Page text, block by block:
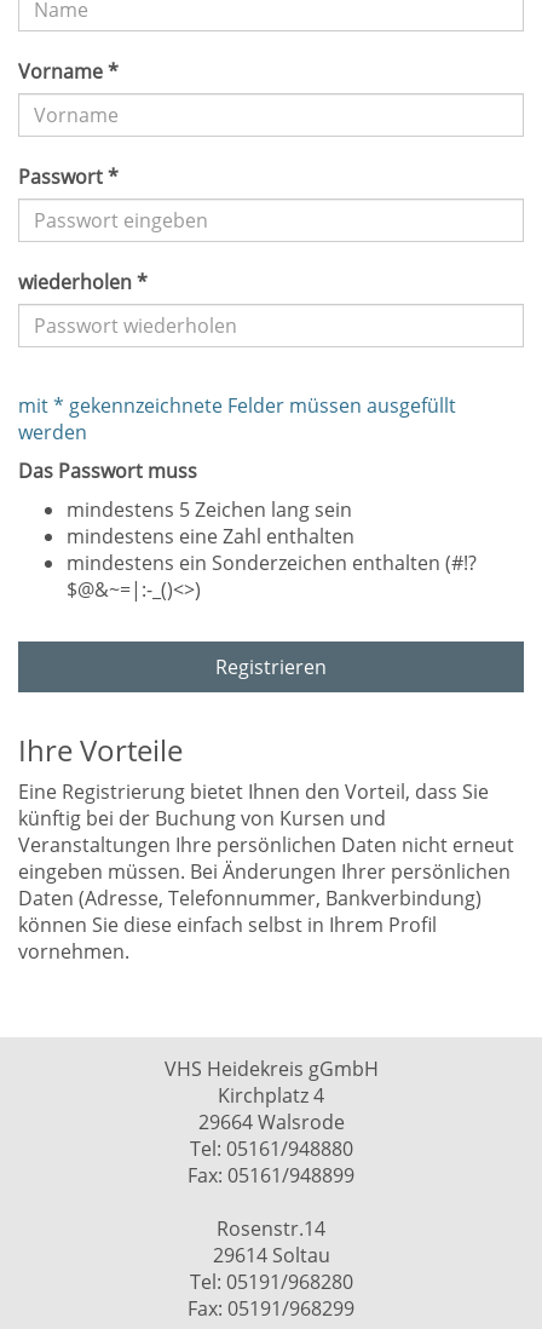
Vorname *
Passwort *
wiederholen *
mit * gekennzeichnete Felder müssen ausgefüllt
werden
Das Passwort muss
mindestens 5 Zeichen lang sein
mindestens eine Zahl enthalten
mindestens ein Sonderzeichen enthalten (#!?
$@&~=|:-_()<>)
Registrieren
Ihre Vorteile
Eine Registrierung bietet Ihnen den Vorteil, dass Sie
künftig bei der Buchung von Kursen und
Veranstaltungen Ihre persönlichen Daten nicht erneut
eingeben müssen. Bei Änderungen Ihrer persönlichen
Daten (Adresse, Telefonnummer, Bankverbindung)
können Sie diese einfach selbst in Ihrem Profil
vornehmen.
VHS Heidekreis gGmbH
Kirchplatz 4
29664 Walsrode
Tel: 05161/948880
Fax: 05161/948899
Rosenstr.14
29614 Soltau
Tel: 05191/968280
Fax: 05191/968299